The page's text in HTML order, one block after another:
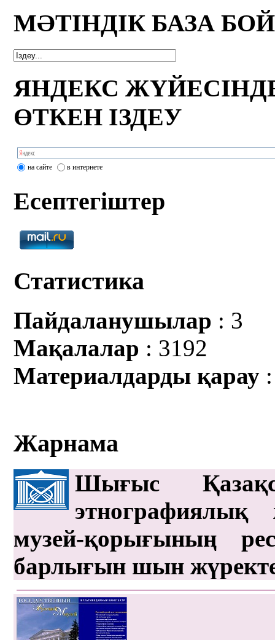
МӘТІНДІК БАЗА
ЯНДЕКС
ӨТКЕН ІЗДЕУ
на сайте в интернете
Есептегіштер
Статистика
Пайдаланушылар : 3
Мақалалар : 3192
Материалдарды қарау
Жарнама
Шығыс
этнографиялық
музей-қорығының
барлығын шын